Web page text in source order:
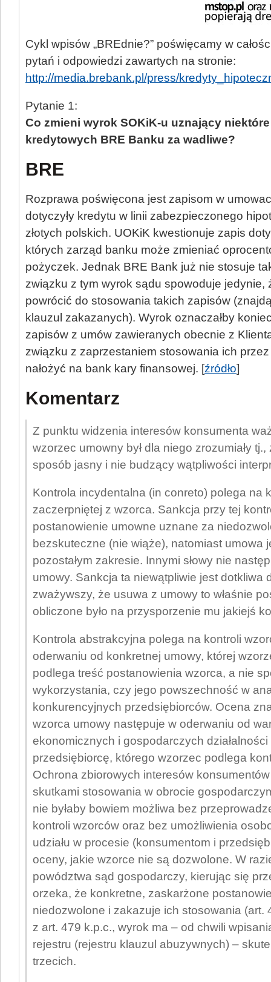
Cykl wpisów „BREdnie?” poświęcamy w
pytań i odpowiedzi zawartych na stronie:
http://media.brebank.pl/press/
Pytanie 1:
Co zmieni wyrok SOKiK-u uznający
kredytowych BRE Banku za wadliwe?
BRE
Rozprawa poświęcona jest zapisom w
dotyczyły kredytu w linii zabezpieczonego
złotych polskich. UOKiK kwestionuje zapis
których zarząd banku może zmieniać
pożyczek. Jednak BRE Bank już nie stosuje
związku z tym wyrok sądu spowoduje jedynie,
powrócić do stosowania takich zapisów
klauzul zakazanych). Wyrok oznaczałby
zapisów z umów zawieranych obecnie z
związku z zaprzestaniem stosowania ich
nałożyć na bank kary finansowej. [źródło]
Komentarz
Z punktu widzenia interesów konsumenta
wzorzec umowny był dla niego zrozumiały tj.,
sposób jasny i nie budzący wątpliwości
Kontrola incydentalna (in conreto) polega na
zaczerpniętej z wzorca. Sankcja przy tej
postanowienie umowne uznane za
bezskuteczne (nie wiąże), natomiast umowa
pozostałym zakresie. Innymi słowy nie
umowy. Sankcja ta niewątpliwie jest dotkliwa
zważywszy, że usuwa z umowy to właśnie
obliczone było na przysporzenie mu jakiejś
Kontrola abstrakcyjna polega na kontroli
oderwaniu od konkretnej umowy, której
podlega treść postanowienia wzorca, a nie
wykorzystania, czy jego powszechność w
konkurencyjnych przedsiębiorców. Ocena
wzorca umowy następuje w oderwaniu od
ekonomicznych i gospodarczych
przedsiębiorcę, którego wzorzec podlega
Ochrona zbiorowych interesów
skutkami stosowania w obrocie
nie byłaby bowiem możliwa bez
kontroli wzorców oraz bez umożliwienia
udziału w procesie (konsumentom i
oceny, jakie wzorce nie są dozwolone. W
powództwa sąd gospodarczy, kierując się
orzeka, że konkretne, zaskarżone
niedozwolone i zakazuje ich stosowania (art.
z art. 479 k.p.c., wyrok ma – od chwili
rejestru (rejestru klauzul abuzywnych) –
trzecich.